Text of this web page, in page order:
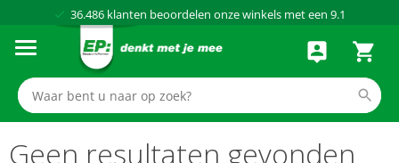
36.486 klanten beoordelen onze winkels met een 9.1
Al meer dan
dé elektronicaspecialist
Achteraf betalen via Klarna
Geen resultaten gevonden